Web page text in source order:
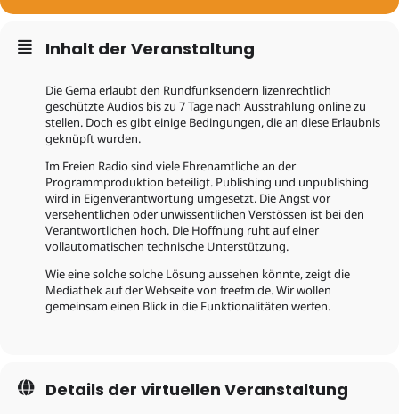
Inhalt der Veranstaltung
Die Gema erlaubt den Rundfunksendern lizenrechtlich
geschützte Audios bis zu 7 Tage nach Ausstrahlung online zu
stellen. Doch es gibt einige Bedingungen, die an diese Erlaubnis
geknüpft wurden.
Im Freien Radio sind viele Ehrenamtliche an der
Programmproduktion beteiligt. Publishing und unpublishing
wird in Eigenverantwortung umgesetzt. Die Angst vor
versehentlichen oder unwissentlichen Verstössen ist bei den
Verantwortlichen hoch. Die Hoffnung ruht auf einer
vollautomatischen technische Unterstützung.
Wie eine solche solche Lösung aussehen könnte, zeigt die
Mediathek auf der Webseite von freefm.de. Wir wollen
gemeinsam einen Blick in die Funktionalitäten werfen.
Details der virtuellen Veranstaltung